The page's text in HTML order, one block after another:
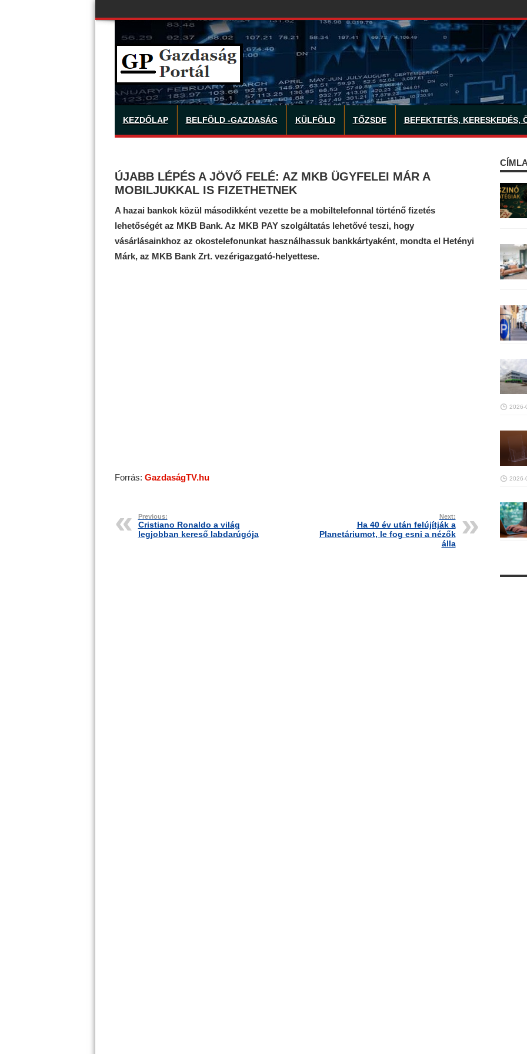
KEZDŐLAP BELFÖLD -GAZDASÁG KÜLFÖLD TŐZSDE BEFEKTETÉS, KERESKEDÉS,
ÚJABB LÉPÉS A JÖVŐ FELÉ: AZ MKB ÜGYFELEI MÁR A
MOBILJUKKAL IS FIZETHETNEK
A hazai bankok közül másodikként vezette be a mobiltelefonnal történő fizetés
lehetőségét az MKB Bank. Az MKB PAY szolgáltatás lehetővé teszi, hogy
vásárlásainkhoz az okostelefonunkat használhassuk bankkártyaként, mondta el Hetényi
Márk, az MKB Bank Zrt. vezérigazgató-helyettese.
Forrás: GazdaságTV.hu
Previous:
Cristiano Ronaldo a világ
legjobban kereső labdarúgója
Next:
Ha 40 év után felújítják a
Planetáriumot, le fog esni a nézők
álla
2026-
2026-